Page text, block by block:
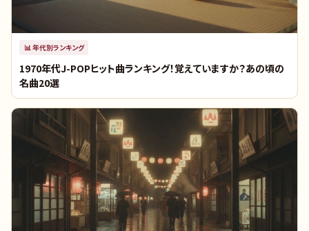
📊 年代別ランキング
1970年代J-POPヒット曲ランキング！覚えていますか？あの頃の
名曲20選